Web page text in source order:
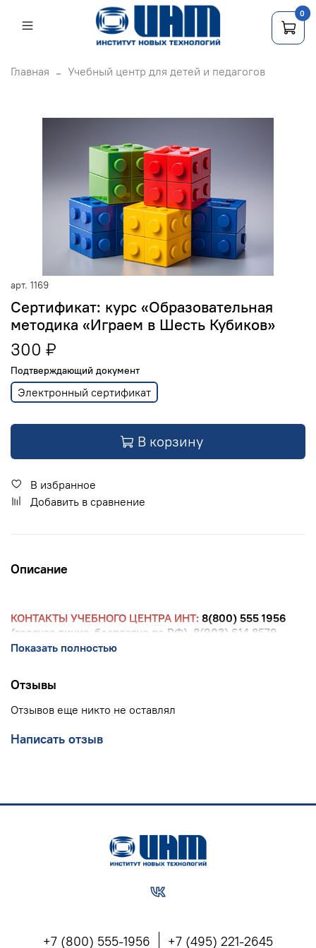
Главная Учебный центр для детей и педагогов
арт. 1169
Сертификат: курс «Образовательная
методика «Играем в Шесть Кубиков»
300 ₽
Подтверждающий документ
Электронный сертификат
В корзину
В избранное
Добавить в сравнение
Описание
КОНТАКТЫ УЧЕБНОГО ЦЕНТРА ИНТ: 8(800) 555 1956
(горячая линия, бесплатно по РФ), 8(903) 614 8579
(офис),training@int-edu.ru
Показать полностью
Отзывы
Отзывов еще никто не оставлял
Написать отзыв
+7 (800) 555-1956 +7 (495) 221-2645
0